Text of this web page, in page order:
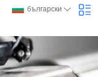
български